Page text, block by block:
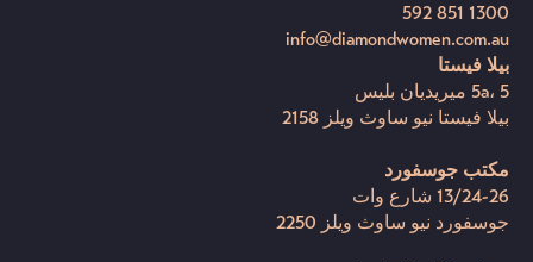
1300 851 592
info@diamondwomen.com.au
بيلا فيستا
5a، 5 ميريديان بليس
بيلا فيستا نيو ساوث ويلز 2158
مكتب جوسفورد
13/24-26 شارع وات
جوسفورد نيو ساوث ويلز 2250